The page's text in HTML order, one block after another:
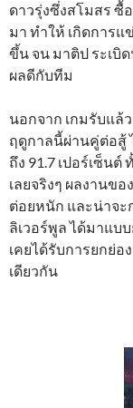
ดาวรุ่งซึ่งสโมสร ซื้
มา ทำให้ เกิดการ
ขึ้น จน มาติป ระเบิ
ผลดีกับทีม
นอกจาก เกมรับแล้
ฤดูกาลนี้ผ่านคู่ต่อสู้
ถึง 91.7 เปอร์เซ็นต์
เลยจริงๆ ผลงานข
ต่อยหนัก และน่าจะ
ลิเวอร์พูล ได้มาแบ
เคยได้รับการยกย่
เดียวกัน